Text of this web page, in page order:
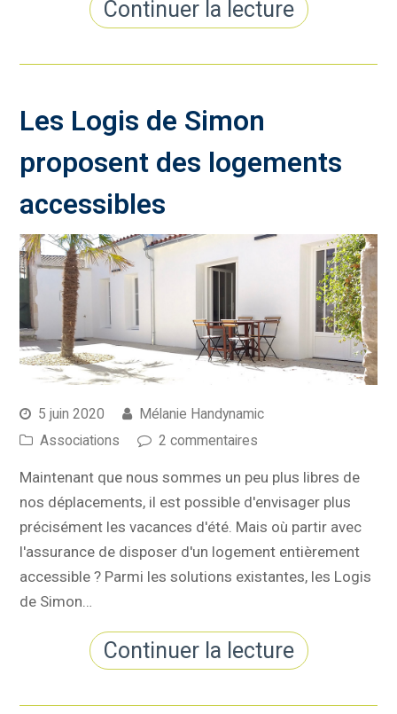
Continuer la lecture
Les Logis de Simon
proposent des logements
accessibles
5 juin 2020
Mélanie Handynamic
Associations
2 commentaires
Maintenant que nous sommes un peu plus libres de
nos déplacements, il est possible d'envisager plus
précisément les vacances d'été. Mais où partir avec
l'assurance de disposer d'un logement entièrement
accessible ? Parmi les solutions existantes, les Logis
de Simon…
Continuer la lecture